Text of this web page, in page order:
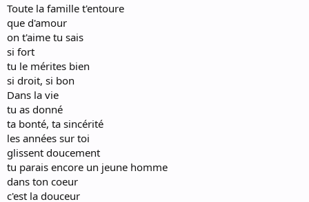
Toute la famille t'entoure
que d'amour
on t'aime tu sais
si fort
tu le mérites bien
si droit, si bon
Dans la vie
tu as donné
ta bonté, ta sincérité
les années sur toi
glissent doucement
tu parais encore un jeune homme
dans ton coeur
c'est la douceur